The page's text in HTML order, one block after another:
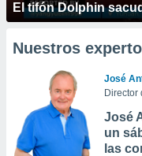
El tifón Dolphin
Nuestros
José
Director
José
un
las